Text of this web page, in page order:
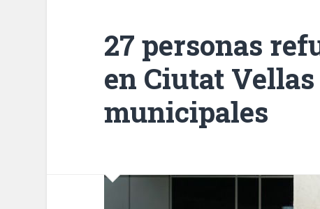
27 personas
en Ciutat
municipales